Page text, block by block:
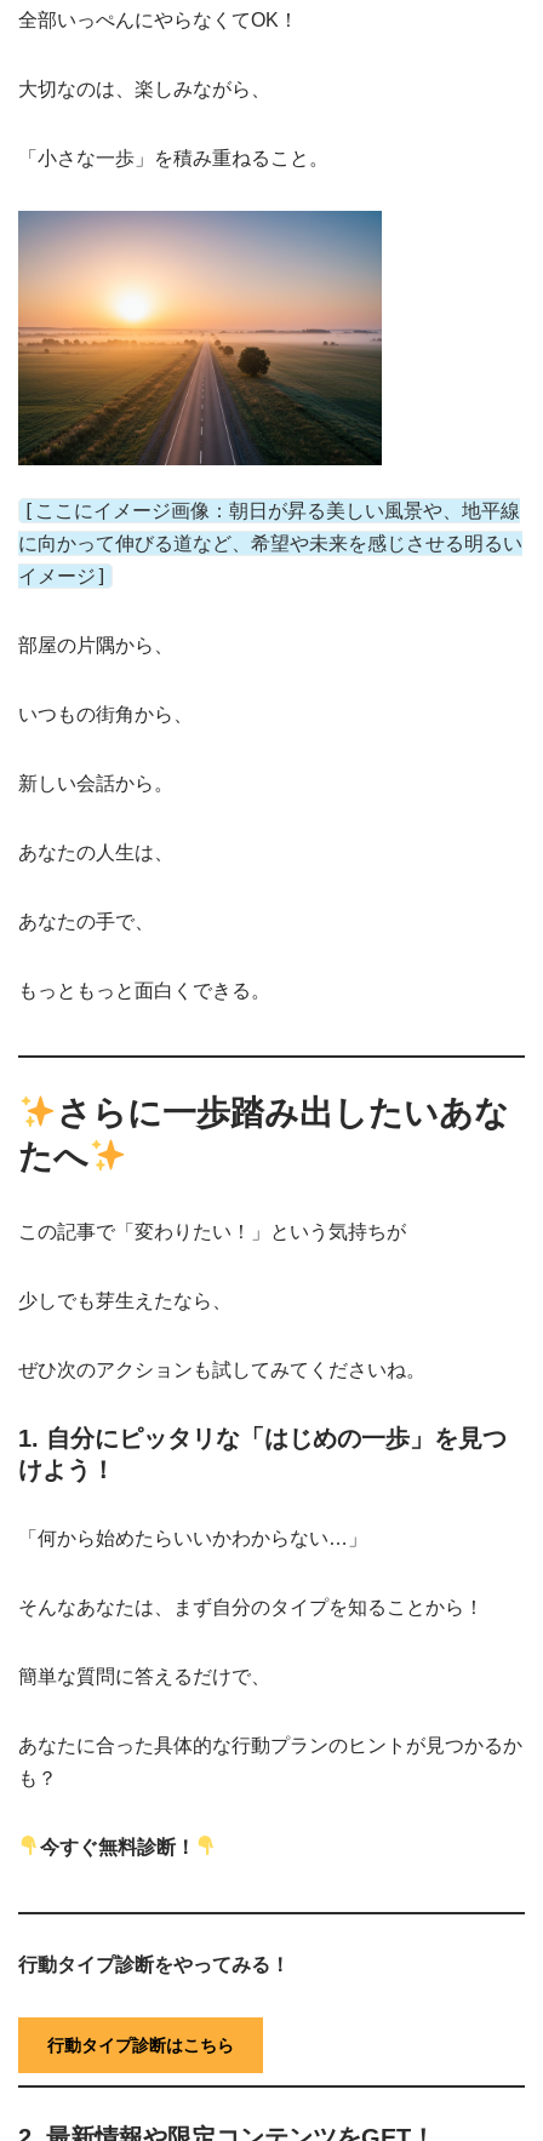
全部いっぺんにやらなくてOK！
大切なのは、楽しみながら、
「小さな一歩」を積み重ねること。
[ここにイメージ画像：朝日が昇る美しい風景や、地平線
に向かって伸びる道など、希望や未来を感じさせる明るい
イメージ]
部屋の片隅から、
いつもの街角から、
新しい会話から。
あなたの人生は、
あなたの手で、
もっともっと面白くできる。
さらに一歩踏み出したいあな
たへ
この記事で「変わりたい！」という気持ちが
少しでも芽生えたなら、
ぜひ次のアクションも試してみてくださいね。
1. 自分にピッタリな「はじめの一歩」を見つ
けよう！
「何から始めたらいいかわからない…」
そんなあなたは、まず自分のタイプを知ることから！
簡単な質問に答えるだけで、
あなたに合った具体的な行動プランのヒントが見つかるか
も？
今すぐ無料診断！
行動タイプ診断をやってみる！
行動タイプ診断はこちら